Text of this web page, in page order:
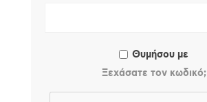
Θυμήσου με
Ξεχάσατε τον κωδικό;